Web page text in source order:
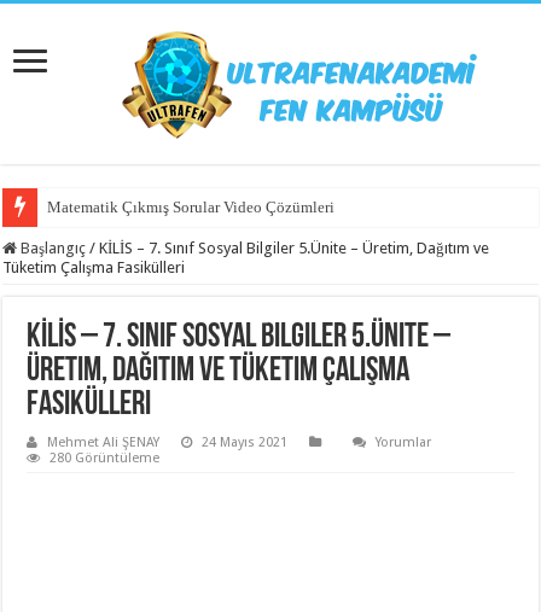
Matematik Çıkmış Sorular Video Çözümleri
Başlangıç / KİLİS – 7. Sınıf Sosyal Bilgiler 5.Ünite – Üretim, Dağıtım ve
Tüketim Çalışma Fasikülleri
KİLİS – 7. Sınıf Sosyal Bilgiler 5.Ünite –
Üretim, Dağıtım ve Tüketim Çalışma
Fasikülleri
Mehmet Ali ŞENAY 24 Mayıs 2021
Yorumlar
280 Görüntüleme